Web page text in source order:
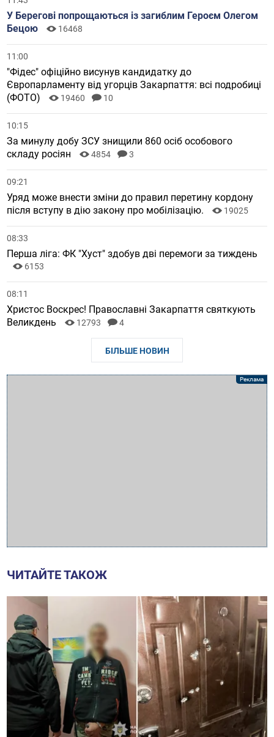
У Берегові попрощаються із загиблим Героєм Олегом
Бецою
16468
11:00
"Фідес" офіційно висунув кандидатку до
Європарламенту від угорців Закарпаття: всі подробиці
(ФОТО)
19460 10
10:15
За минулу добу ЗСУ знищили 860 осіб особового
складу росіян
4854 3
09:21
Уряд може внести зміни до правил перетину кордону
після вступу в дію закону про мобілізацію.
19025
08:33
Перша ліга: ФК "Хуст" здобув дві перемоги за тиждень
6153
08:11
Христос Воскрес! Православні Закарпаття святкують
Великдень
12793 4
БІЛЬШЕ НОВИН
ЧИТАЙТЕ ТАКОЖ